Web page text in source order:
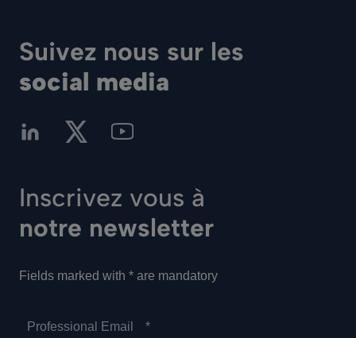
Suivez nous sur les
social media
Inscrivez vous à
notre newsletter
Fields marked with * are mandatory
Professional Email *